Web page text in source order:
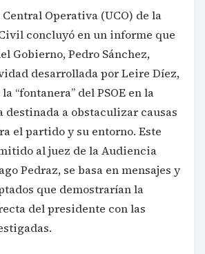
Operativa (UCO) de la
concluyó en un informe que
Gobierno, Pedro Sánchez,
desarrollada por Leire Díez,
“fontanera” del PSOE en la
destinada a obstaculizar causas
el partido y su entorno. Este
al juez de la Audiencia
Pedraz, se basa en mensajes y
que demostrarían la
del presidente con las